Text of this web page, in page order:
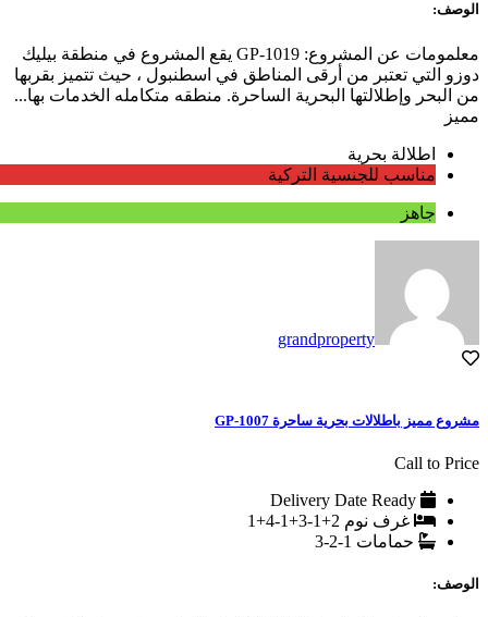
الوصف:
معلمومات عن المشروع: GP-1019 يقع المشروع في منطقة بيليك
دوزو التي تعتبر من أرقى المناطق في اسطنبول ، حيث تتميز بقربها
من البحر وإطلالتها البحرية الساحرة. منطقه متكامله الخدمات بها...
مميز
اطلالة بحرية
مناسب للجنسية التركية
جاهز
grandproperty
مشروع مميز باطلالات بحرية ساحرة GP-1007
Call to Price
Delivery Date Ready
غرف نوم 2+1-3+1-4+1
حمامات 1-2-3
الوصف: